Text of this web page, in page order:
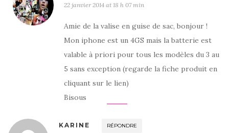
22 janvier 2014 at 18 h 07 min
Amie de la valise en guise de sac, bonjour !
Mon iphone est un 4GS mais la batterie est
valable à priori pour tous les modèles du 3 au
5 sans exception (regarde la fiche produit en
cliquant sur le lien)
Bisous
KARINE RÉPONDRE